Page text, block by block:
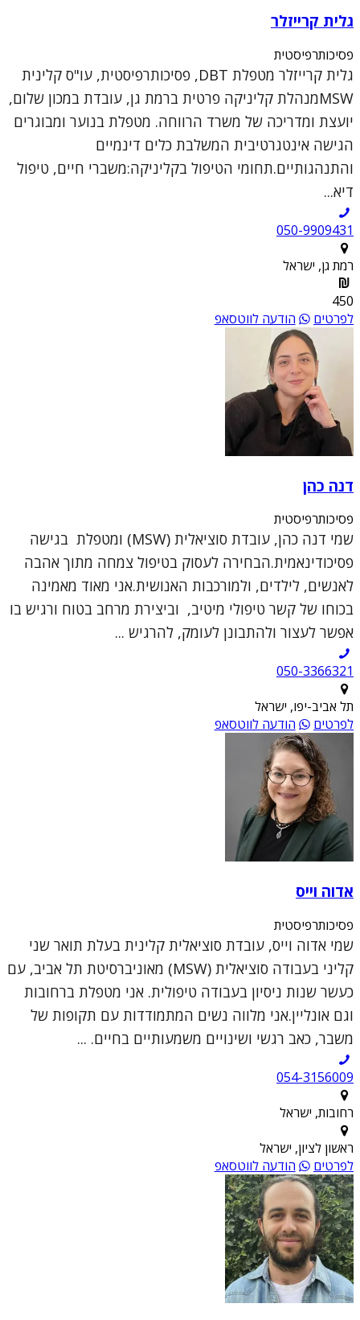
גלית קרייזלר
פסיכותרפיסטית
גלית קרייזלר מטפלת DBT, פסיכותרפיסטית, עו"ס קלינית
MSWמנהלת קליניקה פרטית ברמת גן, עובדת במכון שלום,
יועצת ומדריכה של משרד הרווחה. מטפלת בנוער ומבוגרים
הגישה אינטגרטיבית המשלבת כלים דינמיים
והתנהגותיים.תחומי הטיפול בקליניקה:משברי חיים, טיפול
דיא...
050-9909431
רמת גן, ישראל
450
לפרטים
הודעה לווטסאפ
דנה כהן
פסיכותרפיסטית
שמי דנה כהן, עובדת סוציאלית (MSW) ומטפלת בגישה
פסיכודינאמית.הבחירה לעסוק בטיפול צמחה מתוך אהבה
לאנשים, לילדים, ולמורכבות האנושית.אני מאוד מאמינה
בכוחו של קשר טיפולי מיטיב, וביצירת מרחב בטוח ורגיש בו
אפשר לעצור ולהתבונן לעומק, להרגיש ...
050-3366321
תל אביב-יפו, ישראל
לפרטים
הודעה לווטסאפ
אדוה וייס
פסיכותרפיסטית
שמי אדוה וייס, עובדת סוציאלית קלינית בעלת תואר שני
קליני בעבודה סוציאלית (MSW) מאוניברסיטת תל אביב, עם
כעשר שנות ניסיון בעבודה טיפולית. אני מטפלת ברחובות
וגם אונליין.אני מלווה נשים המתמודדות עם תקופות של
משבר, כאב רגשי ושינויים משמעותיים בחיים. ...
054-3156009
רחובות, ישראל
ראשון לציון, ישראל
לפרטים
הודעה לווטסאפ